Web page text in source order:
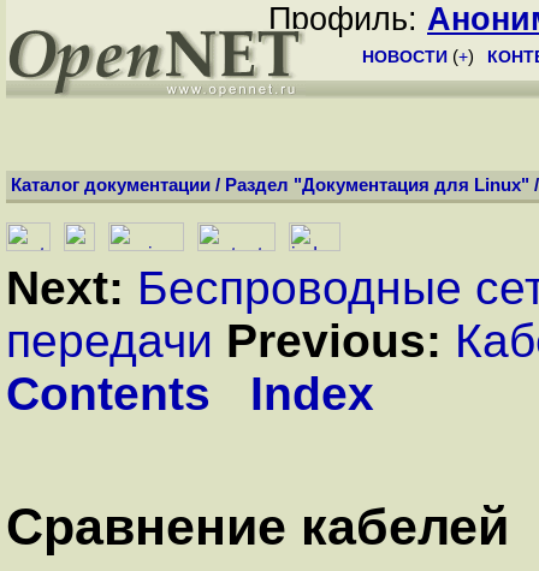
Профиль:
НОВОСТИ (+)
Каталог документации / Раздел "Документация для Linux"
Next: Беспроводные
передачи Previous:
Contents
Index
Сравнение кабелей